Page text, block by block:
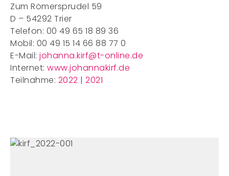
Zum Römersprudel 59
D – 54292 Trier
Telefon: 00 49 65 18 89 36
Mobil: 00 49 15 14 66 88 77 0
E-Mail: johanna.kirf@t-online.de
Internet: www.johannakirf.de
Teilnahme: 2022 | 2021